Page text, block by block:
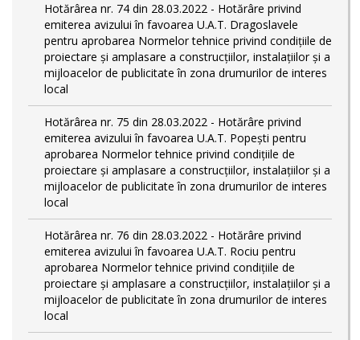
Hotărârea nr. 74 din 28.03.2022 - Hotărâre privind
emiterea avizului în favoarea U.A.T. Dragoslavele
pentru aprobarea Normelor tehnice privind condiţiile de
proiectare şi amplasare a construcţiilor, instalaţiilor şi a
mijloacelor de publicitate în zona drumurilor de interes
local
Hotărârea nr. 75 din 28.03.2022 - Hotărâre privind
emiterea avizului în favoarea U.A.T. Popești pentru
aprobarea Normelor tehnice privind condiţiile de
proiectare şi amplasare a construcţiilor, instalaţiilor şi a
mijloacelor de publicitate în zona drumurilor de interes
local
Hotărârea nr. 76 din 28.03.2022 - Hotărâre privind
emiterea avizului în favoarea U.A.T. Rociu pentru
aprobarea Normelor tehnice privind condiţiile de
proiectare şi amplasare a construcţiilor, instalaţiilor şi a
mijloacelor de publicitate în zona drumurilor de interes
local